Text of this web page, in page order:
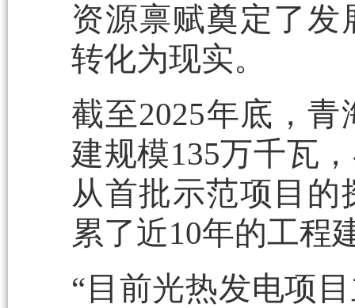
资源禀赋奠定了
转化为现实。
截至2025年底，
建规模135万千瓦
从首批示范项目
累了近10年的工程
“目前光热发电项